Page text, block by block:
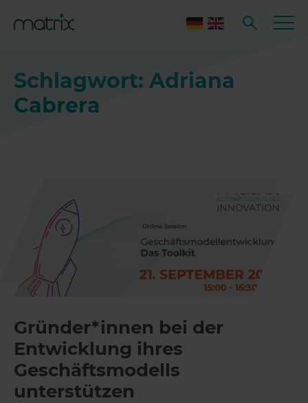
Schlagwort: Adriana
Cabrera
Gründer*innen bei der
Entwicklung ihres
Geschäftsmodells
unterstützen